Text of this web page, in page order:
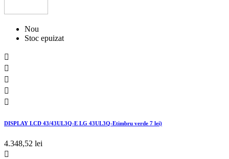
Nou
Stoc epuizat





DISPLAY LCD 43/43UL3Q-E LG 43UL3Q-Etimbru verde 7 lei)
4.348,52 lei
